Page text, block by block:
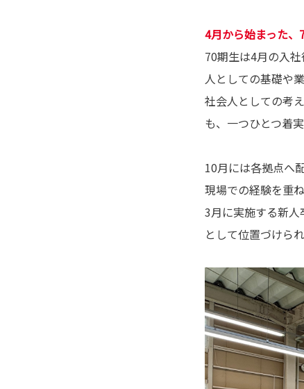
4月から始まった
70期生は4月の入
人としての基礎や
社会人としての考
も、一つひとつ着
10月には各拠点へ
現場での経験を重
3月に実施する新
として位置づけら